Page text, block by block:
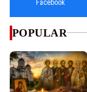
Facebook
POPULAR